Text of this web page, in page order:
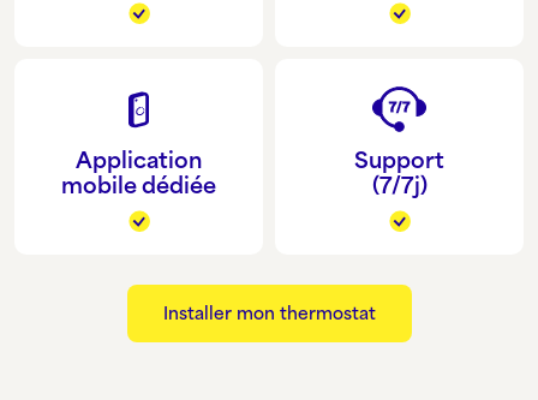
Application
mobile dédiée
Support
(7/7j)
Installer mon thermostat